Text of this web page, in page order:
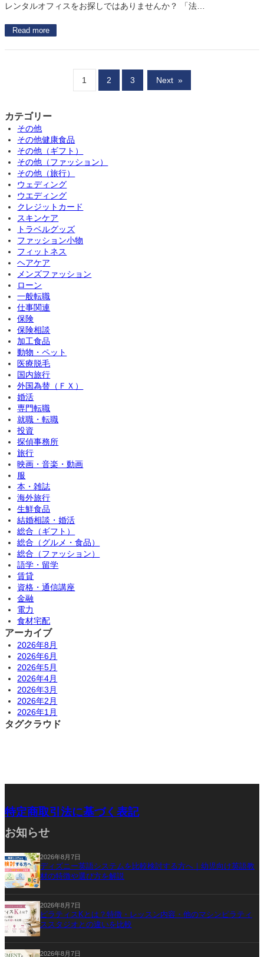
レンタルオフィスをお探しではありませんか？ 「法…
Read more
1 2 3 Next »
カテゴリー
その他
その他健康食品
その他（ギフト）
その他（ファッション）
その他（旅行）
ウェディング
ウエディング
クレジットカード
スキンケア
トラベルグッズ
ファッション小物
フィットネス
ヘアケア
メンズファッション
ローン
一般転職
仕事関連
保険
保険相談
加工食品
動物・ペット
医療脱毛
国内旅行
外国為替（ＦＸ）
婚活
専門転職
就職・転職
投資
探偵事務所
旅行
映画・音楽・動画
服
本・雑誌
海外旅行
生鮮食品
結婚相談・婚活
総合（ギフト）
総合（グルメ・食品）
総合（ファッション）
語学・留学
賃貸
資格・通信講座
金融
電力
食材宅配
アーカイブ
2026年8月
2026年6月
2026年5月
2026年4月
2026年3月
2026年2月
2026年1月
タグクラウド
特定商取引法に基づく表記
お知らせ
2026年8月7日
ディズニー英語システムを比較検討する方へ｜幼児向け英語教
材の特徴や選び方を解説
2026年8月7日
ピラティスKとは？特徴・レッスン内容・他のマシンピラティ
ススタジオとの違いを比較
2026年8月7日